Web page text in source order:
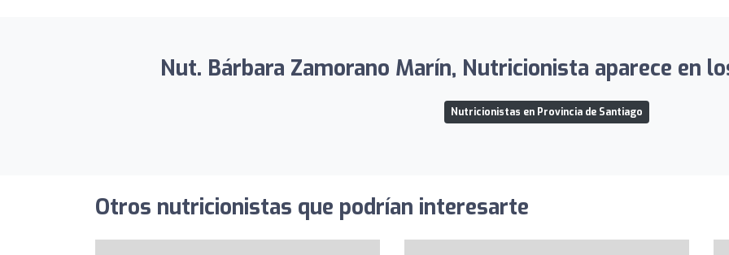
Nut. Bárbara Zamorano Marín, Nutricionista aparece en
Nutricionistas en Provincia de Santiago
Otros nutricionistas que podrían interesarte